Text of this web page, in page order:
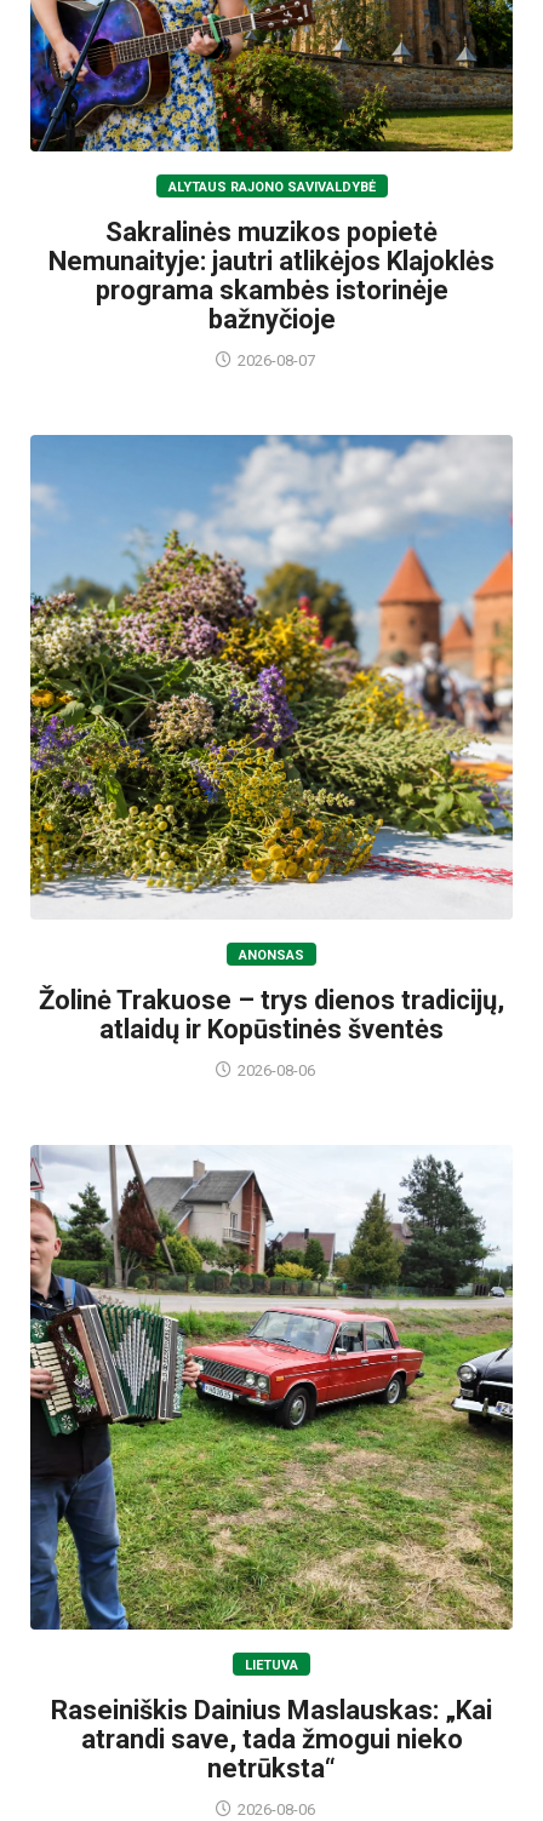
ALYTAUS RAJONO SAVIVALDYBĖ
Sakralinės muzikos popietė
Nemunaityje: jautri atlikėjos Klajoklės
programa skambės istorinėje
bažnyčioje
2026-08-07
ANONSAS
Žolinė Trakuose – trys dienos tradicijų,
atlaidų ir Kopūstinės šventės
2026-08-06
LIETUVA
Raseiniškis Dainius Maslauskas: „Kai
atrandi save, tada žmogui nieko
netrūksta“
2026-08-06